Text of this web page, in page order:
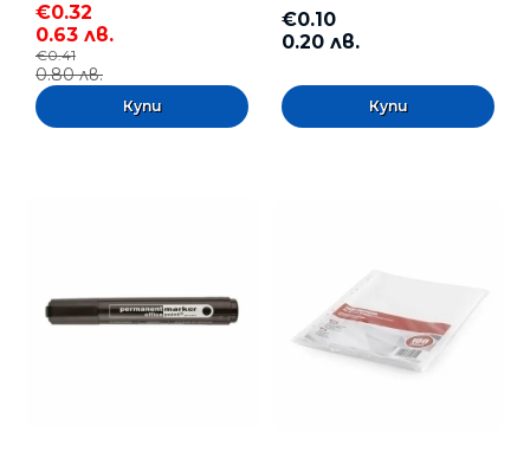
€0.32
0.63 лв.
€0.41
0.80 лв.
€0.10
0.20 лв.